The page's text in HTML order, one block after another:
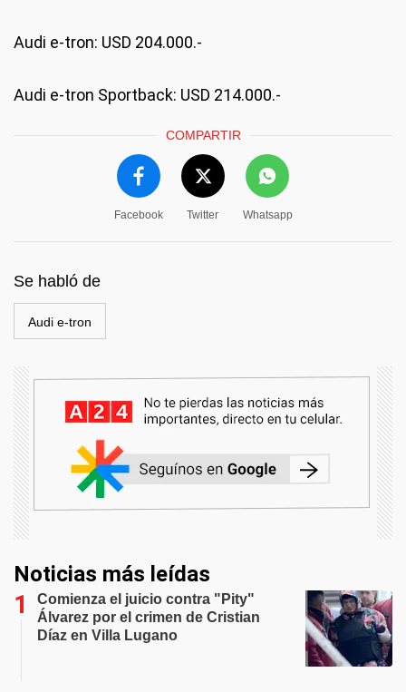
Audi e-tron: USD 204.000.-
Audi e-tron Sportback: USD 214.000.-
COMPARTIR
Facebook Twitter Whatsapp
Se habló de
Audi e-tron
Noticias más leídas
Comienza el juicio contra "Pity"
Álvarez por el crimen de Cristian
Díaz en Villa Lugano